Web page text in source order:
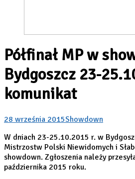
Półfinał MP w
Bydgoszcz 23-
komunikat
28 września 2015Showdown
W dniach 23-25.10.2015 r. w
Mistrzostw Polski Niewidomych i
showdown. Zgłoszenia należy
października 2015 roku.